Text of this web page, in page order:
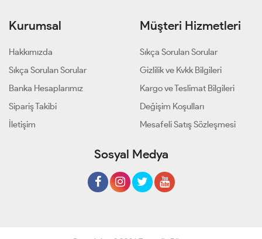
Kurumsal
Hakkımızda
Sıkça Sorulan Sorular
Banka Hesaplarımız
Sipariş Takibi
İletişim
Müşteri Hizmetleri
Sıkça Sorulan Sorular
Gizlilik ve Kvkk Bilgileri
Kargo ve Teslimat Bilgileri
Değişim Koşulları
Mesafeli Satış Sözleşmesi
Sosyal Medya